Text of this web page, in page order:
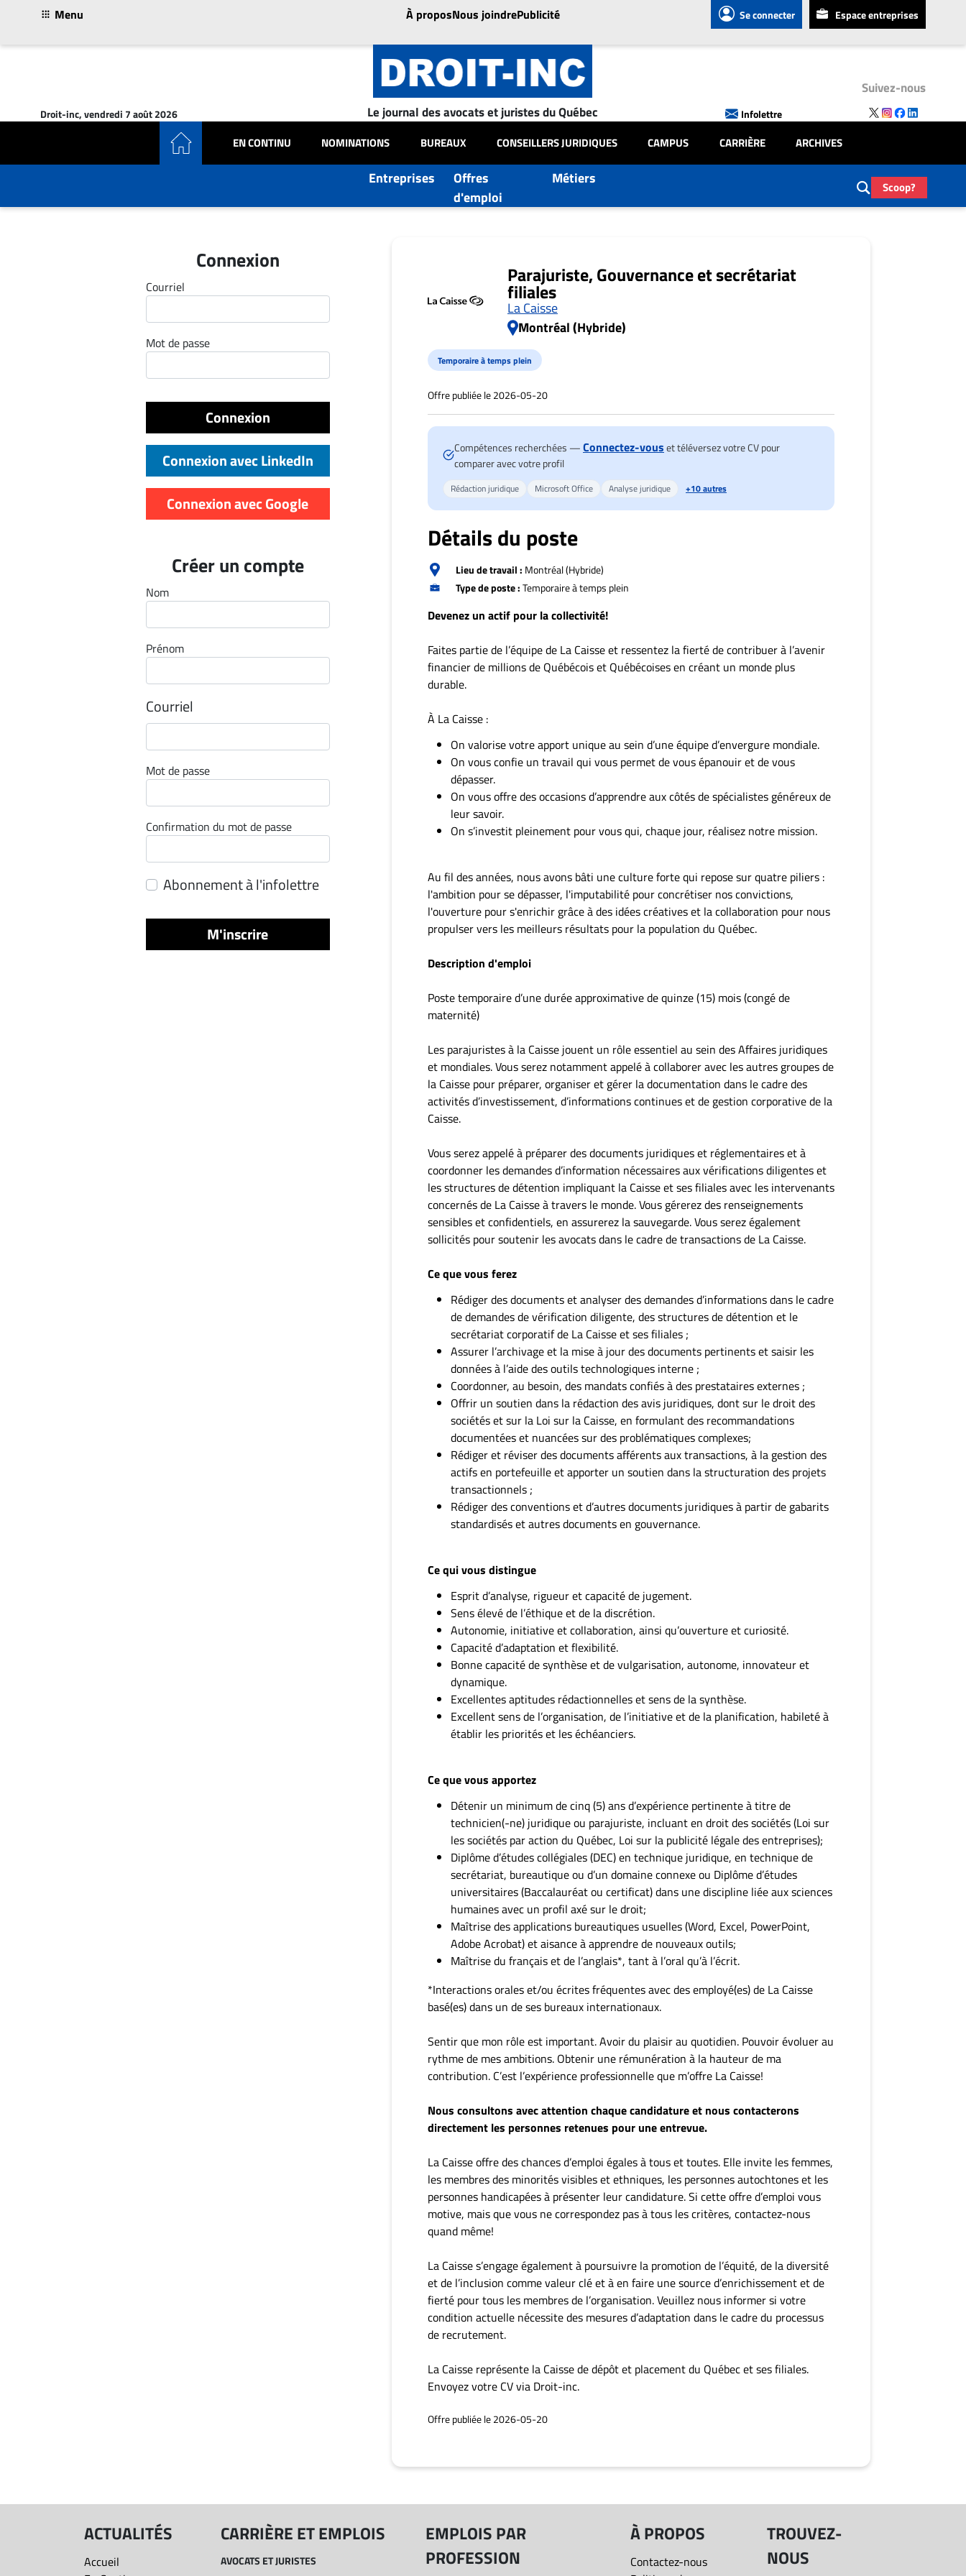
Menu À proposNous joindrePublicité Se connecter Espace entreprises
Droit-inc, vendredi 7 août 2026 Le journal des avocats et juristes du Québec Infolettre
Suivez-nous
EN CONTINU NOMINATIONS BUREAUX CONSEILLERS JURIDIQUES CAMPUS CARRIÈRE ARCHIVES
Entreprises
Offres
d'emploi
Métiers Scoop?
En
Nominations
Conseillers
Connexion
Courriel
Mot de passe
Connexion
Connexion avec LinkedIn
Connexion avec Google
Créer un compte
Nom
Prénom
Courriel
Mot de passe
Confirmation du mot de passe
Abonnement à l'infolettre
M'inscrire
Parajuriste, Gouvernance et secrétariat
filiales
La Caisse
Montréal (Hybride)
Temporaire à temps plein
Offre publiée le 2026-05-20
Compétences recherchées —Connectez-vouset téléversez votre CV pour
comparer avec votre profil
Rédaction juridique Microsoft Office Analyse juridique +10 autres
Détails du poste
Lieu de travail : Montréal (Hybride)
Type de poste :Temporaire à temps plein
Devenez un actif pour la collectivité!
Faites partie de l’équipe de La Caisse et ressentez la fierté de contribuer à l’avenir
financier de millions de Québécois et Québécoises en créant un monde plus
durable.
À La Caisse :
On valorise votre apport unique au sein d’une équipe d’envergure mondiale.
On vous confie un travail qui vous permet de vous épanouir et de vous
dépasser.
On vous offre des occasions d’apprendre aux côtés de spécialistes généreux de
leur savoir.
On s’investit pleinement pour vous qui, chaque jour, réalisez notre mission.
Au fil des années, nous avons bâti une culture forte qui repose sur quatre piliers :
l'ambition pour se dépasser, l'imputabilité pour concrétiser nos convictions,
l'ouverture pour s'enrichir grâce à des idées créatives et la collaboration pour nous
propulser vers les meilleurs résultats pour la population du Québec.
Description d'emploi
Poste temporaire d’une durée approximative de quinze (15) mois (congé de
maternité)
Les parajuristes à la Caisse jouent un rôle essentiel au sein des Affaires juridiques
et mondiales. Vous serez notamment appelé à collaborer avec les autres groupes de
la Caisse pour préparer, organiser et gérer la documentation dans le cadre des
activités d’investissement, d’informations continues et de gestion corporative de la
Caisse.
Vous serez appelé à préparer des documents juridiques et réglementaires et à
coordonner les demandes d’information nécessaires aux vérifications diligentes et
les structures de détention impliquant la Caisse et ses filiales avec les intervenants
concernés de La Caisse à travers le monde. Vous gérerez des renseignements
sensibles et confidentiels, en assurerez la sauvegarde. Vous serez également
sollicités pour soutenir les avocats dans le cadre de transactions de La Caisse.
Ce que vous ferez
Rédiger des documents et analyser des demandes d’informations dans le cadre
de demandes de vérification diligente, des structures de détention et le
secrétariat corporatif de La Caisse et ses filiales ;
Assurer l’archivage et la mise à jour des documents pertinents et saisir les
données à l’aide des outils technologiques interne ;
Coordonner, au besoin, des mandats confiés à des prestataires externes ;
Offrir un soutien dans la rédaction des avis juridiques, dont sur le droit des
sociétés et sur la Loi sur la Caisse, en formulant des recommandations
documentées et nuancées sur des problématiques complexes;
Rédiger et réviser des documents afférents aux transactions, à la gestion des
actifs en portefeuille et apporter un soutien dans la structuration des projets
transactionnels ;
Rédiger des conventions et d’autres documents juridiques à partir de gabarits
standardisés et autres documents en gouvernance.
Ce qui vous distingue
Esprit d’analyse, rigueur et capacité de jugement.
Sens élevé de l’éthique et de la discrétion.
Autonomie, initiative et collaboration, ainsi qu’ouverture et curiosité.
Capacité d’adaptation et flexibilité.
Bonne capacité de synthèse et de vulgarisation, autonome, innovateur et
dynamique.
Excellentes aptitudes rédactionnelles et sens de la synthèse.
Excellent sens de l’organisation, de l’initiative et de la planification, habileté à
établir les priorités et les échéanciers.
Ce que vous apportez
Détenir un minimum de cinq (5) ans d’expérience pertinente à titre de
technicien(-ne) juridique ou parajuriste, incluant en droit des sociétés (Loi sur
les sociétés par action du Québec, Loi sur la publicité légale des entreprises);
Diplôme d’études collégiales (DEC) en technique juridique, en technique de
secrétariat, bureautique ou d’un domaine connexe ou Diplôme d’études
universitaires (Baccalauréat ou certificat) dans une discipline liée aux sciences
humaines avec un profil axé sur le droit;
Maîtrise des applications bureautiques usuelles (Word, Excel, PowerPoint,
Adobe Acrobat) et aisance à apprendre de nouveaux outils;
Maîtrise du français et de l’anglais*, tant à l’oral qu’à l’écrit.
*Interactions orales et/ou écrites fréquentes avec des employé(es) de La Caisse
basé(es) dans un de ses bureaux internationaux.
Sentir que mon rôle est important. Avoir du plaisir au quotidien. Pouvoir évoluer au
rythme de mes ambitions. Obtenir une rémunération à la hauteur de ma
contribution. C’est l’expérience professionnelle que m’offre La Caisse!
Nous consultons avec attention chaque candidature et nous contacterons
directement les personnes retenues pour une entrevue.
La Caisse offre des chances d’emploi égales à tous et toutes. Elle invite les femmes,
les membres des minorités visibles et ethniques, les personnes autochtones et les
personnes handicapées à présenter leur candidature. Si cette offre d’emploi vous
motive, mais que vous ne correspondez pas à tous les critères, contactez-nous
quand même!
La Caisse s’engage également à poursuivre la promotion de l’équité, de la diversité
et de l’inclusion comme valeur clé et à en faire une source d’enrichissement et de
fierté pour tous les membres de l’organisation. Veuillez nous informer si votre
condition actuelle nécessite des mesures d’adaptation dans le cadre du processus
de recrutement.
La Caisse représente la Caisse de dépôt et placement du Québec et ses filiales.
Envoyez votre CV via Droit-inc.
Offre publiée le 2026-05-20
ACTUALITÉS
Accueil
CARRIÈRE ET EMPLOIS
AVOCATS ET JURISTES
EMPLOIS PAR
PROFESSION
À PROPOS
Contactez-nous
TROUVEZ-
NOUS